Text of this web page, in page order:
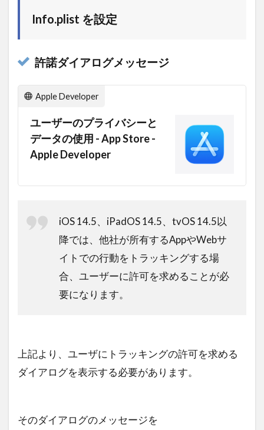
Info.plist を設定
許諾ダイアログメッセージ
Apple Developer
ユーザーのプライバシーと
データの使用 - App Store -
Apple Developer
iOS 14.5、iPadOS 14.5、tvOS 14.5以
降では、他社が所有するAppやWebサ
イトでの行動をトラッキングする場
合、ユーザーに許可を求めることが必
要になります。
上記より、ユーザにトラッキングの許可を求める
ダイアログを表示する必要があります。
そのダイアログのメッセージを